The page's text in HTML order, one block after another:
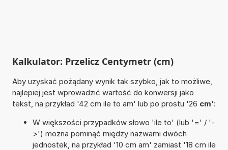
Kalkulator: Przelicz Centymetr (cm)
Aby uzyskać pożądany wynik tak szybko, jak to możliwe,
najlepiej jest wprowadzić wartość do konwersji jako
tekst, na przykład '42 cm ile to am' lub po prostu '26 cm':
W większości przypadków słowo 'ile to' (lub '=' / '-
>') można pominąć między nazwami dwóch
jednostek, na przykład '10 cm am' zamiast '18 cm ile